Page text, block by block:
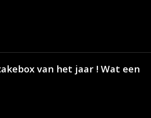
van het jaar ! Wat een